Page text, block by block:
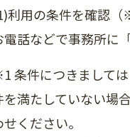
利用の条件を確認
電話などで事務所に
条件につきまして
を満たしていない場
ください。